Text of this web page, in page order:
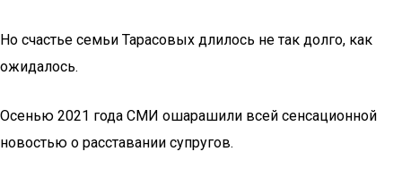
Но счастье семьи Тарасовых длилось не так долго, как
ожидалось.
Осенью 2021 года СМИ ошарашили всей сенсационной
новостью о расставании супругов.